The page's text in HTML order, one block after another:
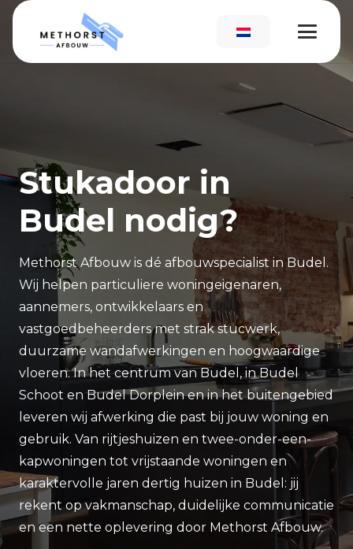
Stukadoor in
Budel nodig?
Methorst Afbouw is dé afbouwspecialist in Budel.
Wij helpen particuliere woningeigenaren,
aannemers, ontwikkelaars en
vastgoedbeheerders met strak stucwerk,
duurzame wandafwerkingen en hoogwaardige
vloeren. In het centrum van Budel, in Budel
Schoot en Budel Dorplein en in het buitengebied
leveren wij afwerking die past bij jouw woning en
gebruik. Van rijtjeshuizen en twee-onder-een-
kapwoningen tot vrijstaande woningen en
karaktervolle jaren dertig huizen in Budel: jij
rekent op vakmanschap, duidelijke communicatie
en een nette oplevering door Methorst Afbouw.